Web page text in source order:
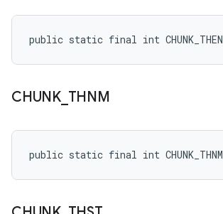
public static final int CHUNK_THEN
CHUNK_ THNM
public static final int CHUNK_THNM